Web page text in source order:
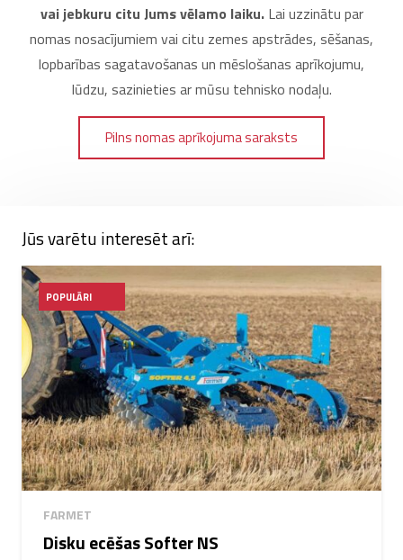
vai jebkuru citu Jums vēlamo laiku. Lai uzzinātu par
nomas nosacījumiem vai citu zemes apstrādes, sēšanas,
lopbarības sagatavošanas un mēslošanas aprīkojumu,
lūdzu, sazinieties ar mūsu tehnisko nodaļu.
Pilns nomas aprīkojuma saraksts
Jūs varētu interesēt arī:
POPULĀRI
FARMET
Disku ecēšas Softer NS